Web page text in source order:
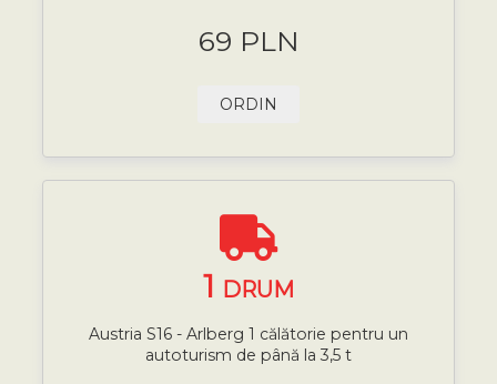
69 PLN
ORDIN
1 DRUM
Austria S16 - Arlberg 1 călătorie pentru un
autoturism de până la 3,5 t